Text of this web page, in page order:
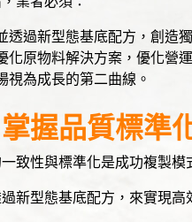
透過新型態基底配方，創造
化原物料解決方案，優化營
視為成長的第二曲線。
握品質標準
致性與標準化是成功複製
新型態基底配方，來實現